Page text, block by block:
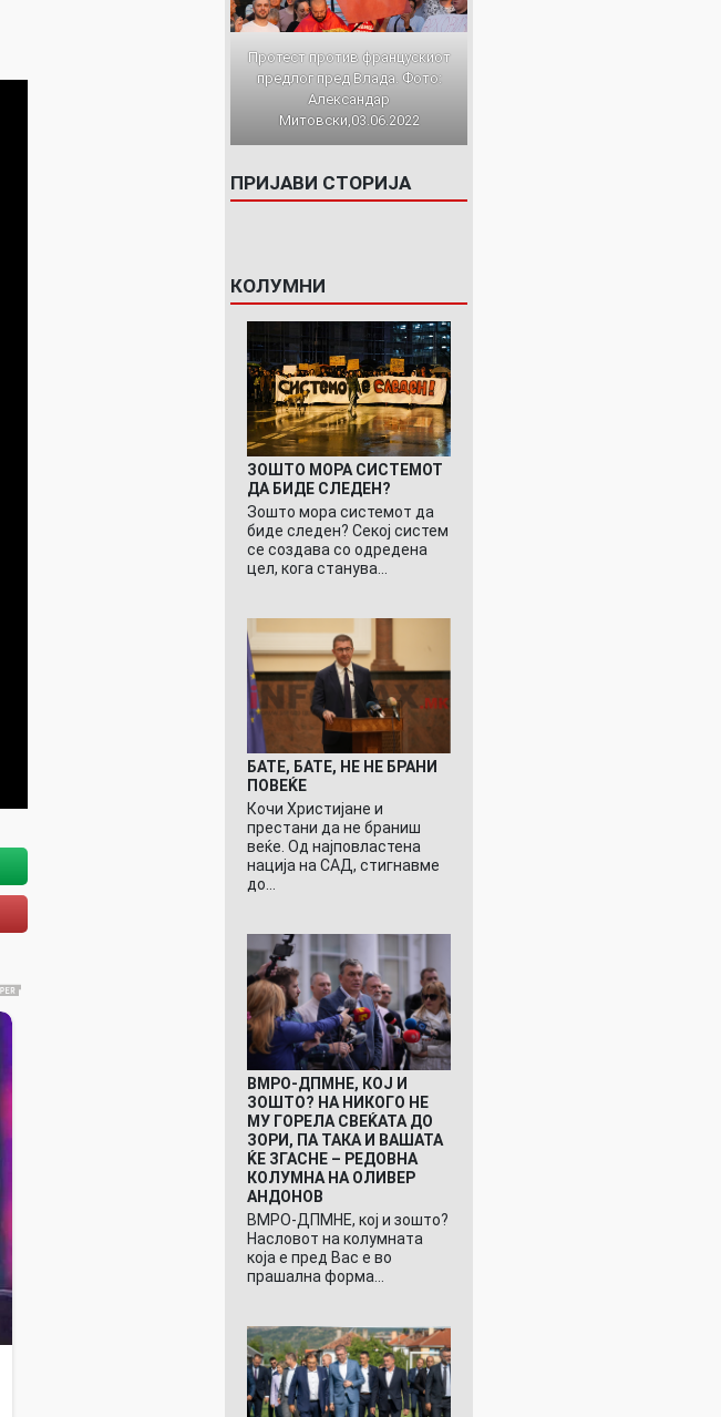
Протест против францускиот
предлог пред Влада. Фото:
Александар
Митовски,03.06.2022
ПРИЈАВИ СТОРИЈА
КОЛУМНИ
ЗОШТО МОРА СИСТЕМОТ
ДА БИДЕ СЛЕДЕН?
Зошто мора системот да
биде следен? Секој систем
се создава со одредена
цел, кога станува…
БАТЕ, БАТЕ, НЕ НЕ БРАНИ
ПОВЕЌЕ
Кочи Христијане и
престани да не браниш
веќе. Од најповластена
нација на САД, стигнавме
до…
ВМРО-ДПМНЕ, КОЈ И
ЗОШТО? НА НИКОГО НЕ
МУ ГОРЕЛА СВЕЌАТА ДО
ЗОРИ, ПА ТАКА И ВАШАТА
ЌЕ ЗГАСНЕ – РЕДОВНА
КОЛУМНА НА ОЛИВЕР
АНДОНОВ
ВМРО-ДПМНЕ, кој и зошто?
Насловот на колумната
која е пред Вас е во
прашална форма…